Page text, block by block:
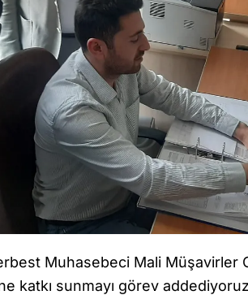
Muhasebeci Mali Müşavirler
katkı sunmayı görev